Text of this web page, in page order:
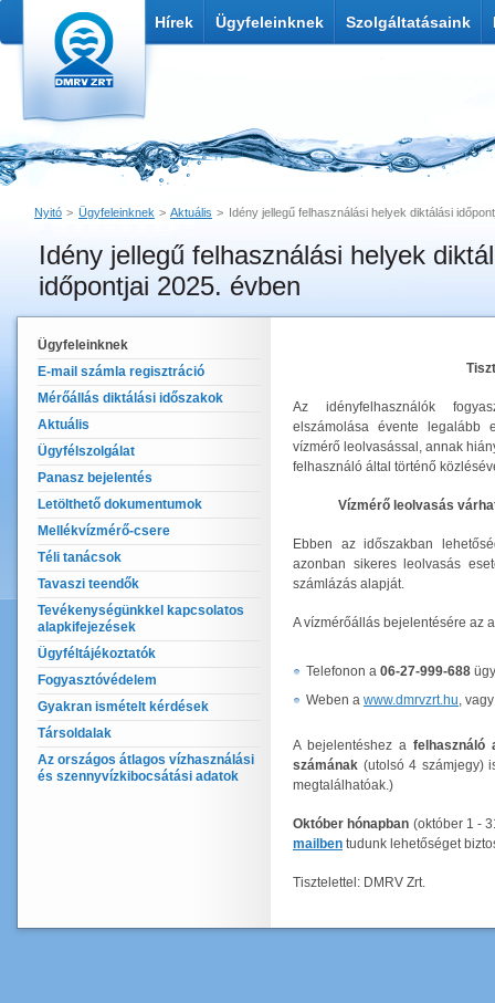
Hírek Ügyfeleinknek Szolgáltatásaink
Nyitó Ügyfeleinknek Aktuális Idény jellegű felhasználási helyek diktálási
Idény jellegű felhasználási helyek
időpontjai 2025. évben
Link küldése
Nyomtatás
Ügyfeleinknek
E-mail számla regisztráció
Mérőállás diktálási időszakok
Aktuális
Ügyfélszolgálat
Panasz bejelentés
Letölthető dokumentumok
Mellékvízmérő-csere
Téli tanácsok
Tavaszi teendők
Tevékenységünkkel kapcsolatos
alapkifejezések
Ügyféltájékoztatók
Fogyasztóvédelem
Gyakran ismételt kérdések
Társoldalak
Az országos átlagos vízhasználási
és szennyvízkibocsátási adatok
Az idényfelhasználók
elszámolása évente legalább
vízmérő leolvasással, annak
felhasználó által történő
Vízmérő leolvasás
Ebben az időszakban
azonban sikeres leolvasás
számlázás alapját.
A vízmérőállás bejelentésére az
Telefonon a 06-27-999-688
Weben a www.dmrvzrt.hu,
A bejelentéshez a felhasználó
számának (utolsó 4 számjegy)
megtalálhatóak.)
Október hónapban (október 1 -
mailben tudunk lehetőséget
Tisztelettel: DMRV Zrt.